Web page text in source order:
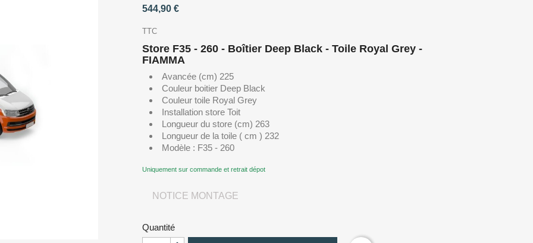
544,90 €
TTC
Store F35 - 260 - Boîtier Deep Black - Toile Royal Grey -
FIAMMA
Avancée (cm) 225
Couleur boitier Deep Black
Couleur toile Royal Grey
Installation store Toit
Longueur du store (cm) 263
Longueur de la toile ( cm ) 232
Modèle : F35 - 260
Uniquement sur commande et retrait dépot
NOTICE MONTAGE
Quantité